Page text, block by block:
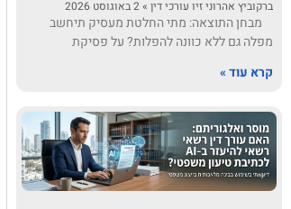
ברקוביץ אהרוני זיו עורכי דין
מבחן התוצאה: מתי החלטת מעסיק תיחשב
מפלה גם ללא כוונה להפלות? על פסיקת
קרא עוד »